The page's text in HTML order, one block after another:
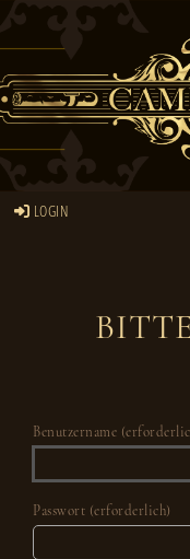
LOGIN
Benutzername
Passwort (erforderlich)